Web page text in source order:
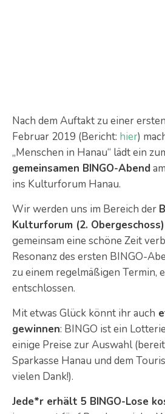
Nach dem Auftakt zu einer
Februar 2019 (Bericht: hier)
„Menschen in Hanau“ lädt ein
gemeinsamen BINGO-Abend
ins Kulturforum Hanau.
Wir werden uns im Bereich der
Kulturforum (2. Obergeschoss)
gemeinsam eine schöne Zeit
Resonanz des ersten BINGO-
zu einem regelmäßigen Termin,
entschlossen.
Mit etwas Glück könnt ihr auch
gewinnen: BINGO ist ein
einige Preise zur Auswahl
Sparkasse Hanau und dem
vielen Dank!).
Jede*r erhält 5 BINGO-Lose